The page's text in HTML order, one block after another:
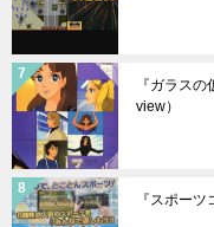
『ガラス
view）
『スポー